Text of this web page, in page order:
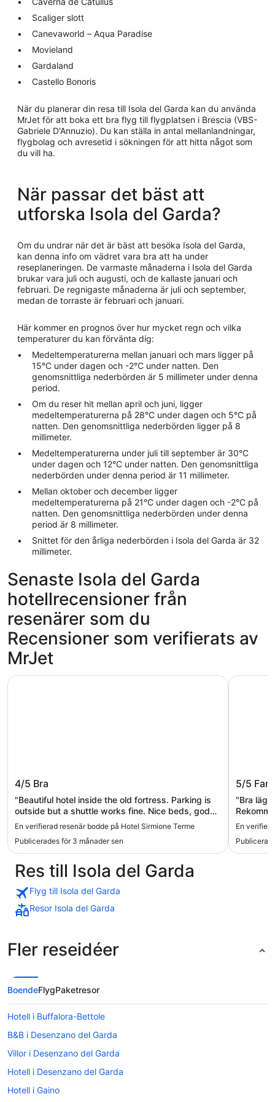
Scaliger slott
Canevaworld – Aqua Paradise
Movieland
Gardaland
Castello Bonoris
När du planerar din resa till Isola del Garda kan du använda
MrJet för att boka ett bra flyg till flygplatsen i Brescia (VBS-
Gabriele D'Annuzio). Du kan ställa in antal mellanlandningar,
flygbolag och avresetid i sökningen för att hitta något som
du vill ha.
När passar det bäst att
utforska Isola del Garda?
Om du undrar när det är bäst att besöka Isola del Garda,
kan denna info om vädret vara bra att ha under
reseplaneringen. De varmaste månaderna i Isola del Garda
brukar vara juli och augusti, och de kallaste januari och
februari. De regnigaste månaderna är juli och september,
medan de torraste är februari och januari.
Här kommer en prognos över hur mycket regn och vilka
temperaturer du kan förvänta dig:
Medeltemperaturerna mellan januari och mars ligger på
15°C under dagen och -2°C under natten. Den
genomsnittliga nederbörden är 5 millimeter under denna
period.
Om du reser hit mellan april och juni, ligger
medeltemperaturerna på 28°C under dagen och 5°C på
natten. Den genomsnittliga nederbörden ligger på 8
millimeter.
Medeltemperaturerna under juli till september är 30°C
under dagen och 12°C under natten. Den genomsnittliga
nederbörden under denna period är 11 millimeter.
Mellan oktober och december ligger
medeltemperaturerna på 21°C under dagen och -2°C på
natten. Den genomsnittliga nederbörden under denna
period är 8 millimeter.
Snittet för den årliga nederbörden i Isola del Garda är 32
millimeter.
Senaste Isola del Garda
hotellrecensioner från
resenärer som du
Recensioner som verifierats av
MrJet
Hotel Sirmione Terme
4/5 Bra
"Beautiful hotel inside the old fortress. Parking is
outside but a shuttle works fine. Nice beds, god
breakfast and in the middle of the old town with
lots of resturants and others"
En verifierad resenär bodde på Hotel Sirmione Terme
Publicerades för 3 månader sen
Hotel Sirmione Terme
Centro
5/5
"Bra
En
Centro
Res till Isola del Garda
Flyg till Isola del Garda
Resor Isola del Garda
Fler reseidéer
BoendeFlygPaketresor
Hotell i Buffalora-Bettole
B&B i Desenzano del Garda
Villor i Desenzano del Garda
Hotell i Desenzano del Garda
Hotell i Gaino